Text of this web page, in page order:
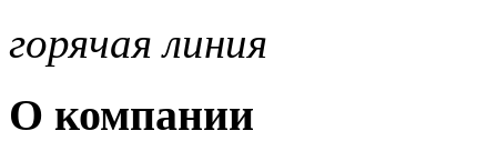
горячая линия
О компании